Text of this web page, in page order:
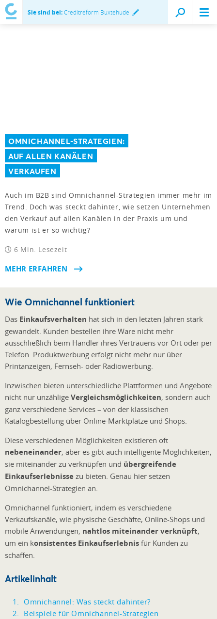
Sie sind bei:Creditreform Buxtehude
OMNICHANNEL-STRATEGIEN:
AUF ALLEN KANÄLEN
VERKAUFEN
Auch im B2B sind Omnichannel-Strategien immer mehr im
Trend. Doch was steckt dahinter, wie setzen Unternehmen
den Verkauf auf allen Kanälen in der Praxis um und
warum ist er so wichtig?
6 Min. Lesezeit
MEHR ERFAHREN
Wie Omnichannel funktioniert
Das Einkaufsverhalten hat sich in den letzten Jahren stark
gewandelt. Kunden bestellen ihre Ware nicht mehr
ausschließlich beim Händler ihres Vertrauens vor Ort oder per
Telefon. Produktwerbung erfolgt nicht mehr nur über
Printanzeigen, Fernseh- oder Radiowerbung.
Inzwischen bieten unterschiedliche Plattformen und Angebote
nicht nur unzählige Vergleichsmöglichkeiten, sondern auch
ganz verschiedene Services – von der klassischen
Katalogbestellung über Online-Marktplätze und Shops.
Diese verschiedenen Möglichkeiten existieren oft
nebeneinander, aber es gibt auch intelligente Möglichkeiten,
sie miteinander zu verknüpfen und übergreifende
Einkaufserlebnisse zu bieten. Genau hier setzen
Omnichannel-Strategien an.
Omnichannel funktioniert, indem es verschiedene
Verkaufskanäle, wie physische Geschäfte, Online-Shops und
mobile Anwendungen, nahtlos miteinander verknüpft,
um ein konsistentes Einkaufserlebnis für Kunden zu
schaffen.
Artikelinhalt
Omnichannel: Was steckt dahinter?
Beispiele für Omnichannel-Strategien